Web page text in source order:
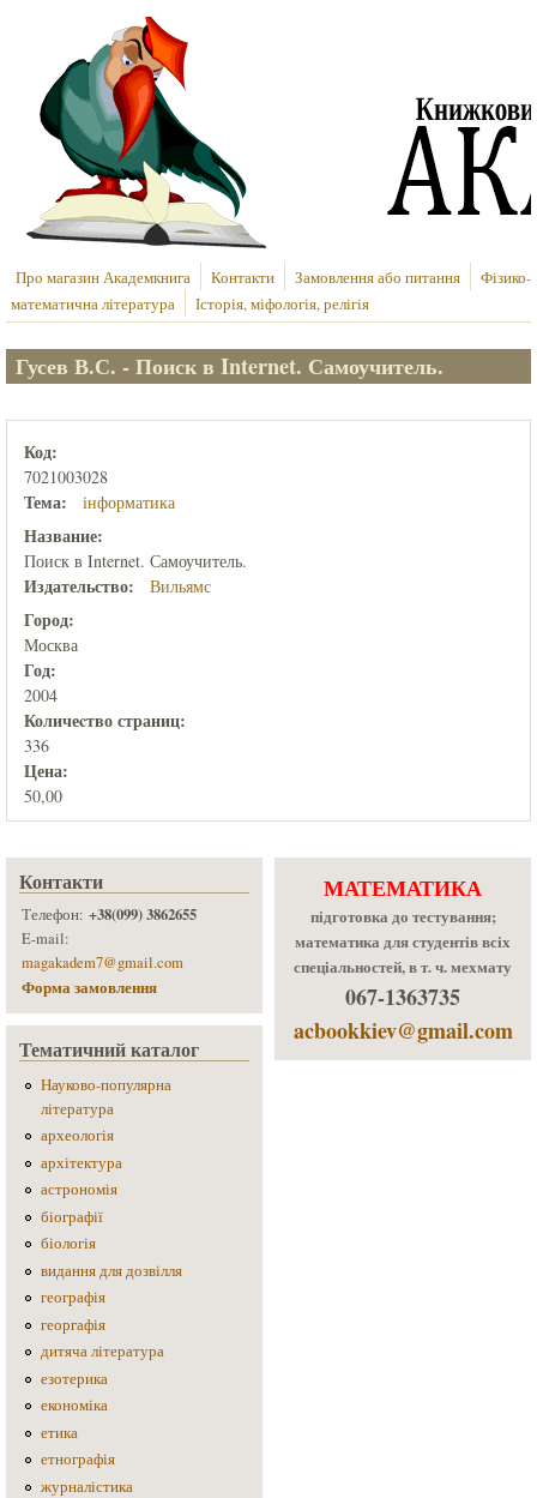
Перейти до основного вмісту
Про магазин Академкнига Контакти Замовлення або питання
Фізико-
математична література
Історія, міфологія, релігія
Гусев В.С. - Поиск в Internet. Самоучитель.
Код:
7021003028
Тема: інформатика
Название:
Поиск в Internet. Самоучитель.
Издательство: Вильямс
Город:
Москва
Год:
2004
Количеcтво страниц:
336
Цена:
50,00
Контакти
Телефон: +38(099) 3862655
E-mail:
magakadem7@gmail.com
Форма замовлення
Тематичний каталог
Науково-популярна
література
археологія
архітектура
астрономія
біографії
біологія
видання для дозвілля
географія
георгафія
дитяча література
езотерика
економіка
етика
етнографія
журналістика
МАТЕМАТИКА
підготовка до тестування;
математика для студентів всіх
спеціальностей, в т. ч. мехмату
067-1363735
acbookkiev@gmail.com